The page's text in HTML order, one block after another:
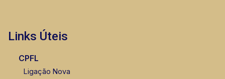
Links Úteis
CPFL
Ligação Nova